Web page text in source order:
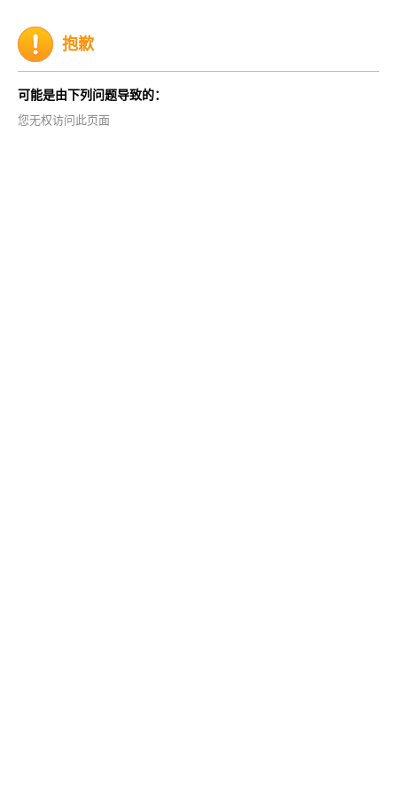
抱歉
可能是由下列问题导致的：
您无权访问此页面